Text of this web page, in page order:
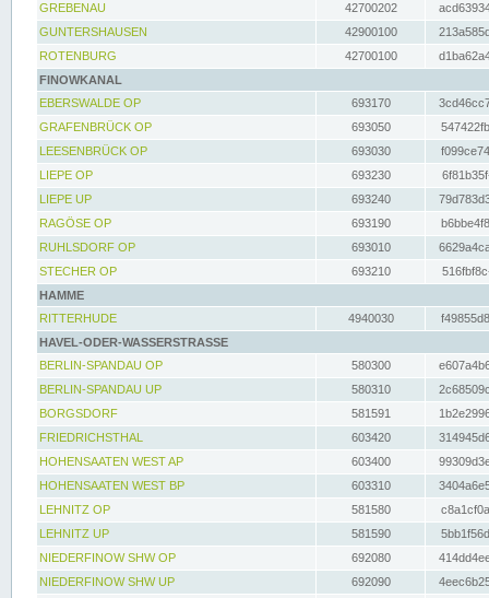
GREBENAU
42700202
GUNTERSHAUSEN
42900100
ROTENBURG
42700100
FINOWKANAL
EBERSWALDE OP
693170
GRAFENBRÜCK OP
693050
LEESENBRÜCK OP
693030
LIEPE OP
693230
LIEPE UP
693240
RAGÖSE OP
693190
RUHLSDORF OP
693010
STECHER OP
693210
HAMME
RITTERHUDE
4940030
HAVEL-ODER-WASSERSTRASSE
BERLIN-SPANDAU OP
580300
BERLIN-SPANDAU UP
580310
BORGSDORF
581591
FRIEDRICHSTHAL
603420
HOHENSAATEN WEST AP
603400
HOHENSAATEN WEST BP
603310
LEHNITZ OP
581580
LEHNITZ UP
581590
NIEDERFINOW SHW OP
692080
NIEDERFINOW SHW UP
692090